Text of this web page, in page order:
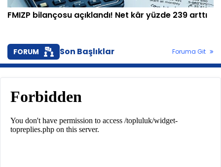
FMIZP bilançosu açıklandı! Net kâr yüzde 239 arttı
FORUM Son Başlıklar Foruma Git